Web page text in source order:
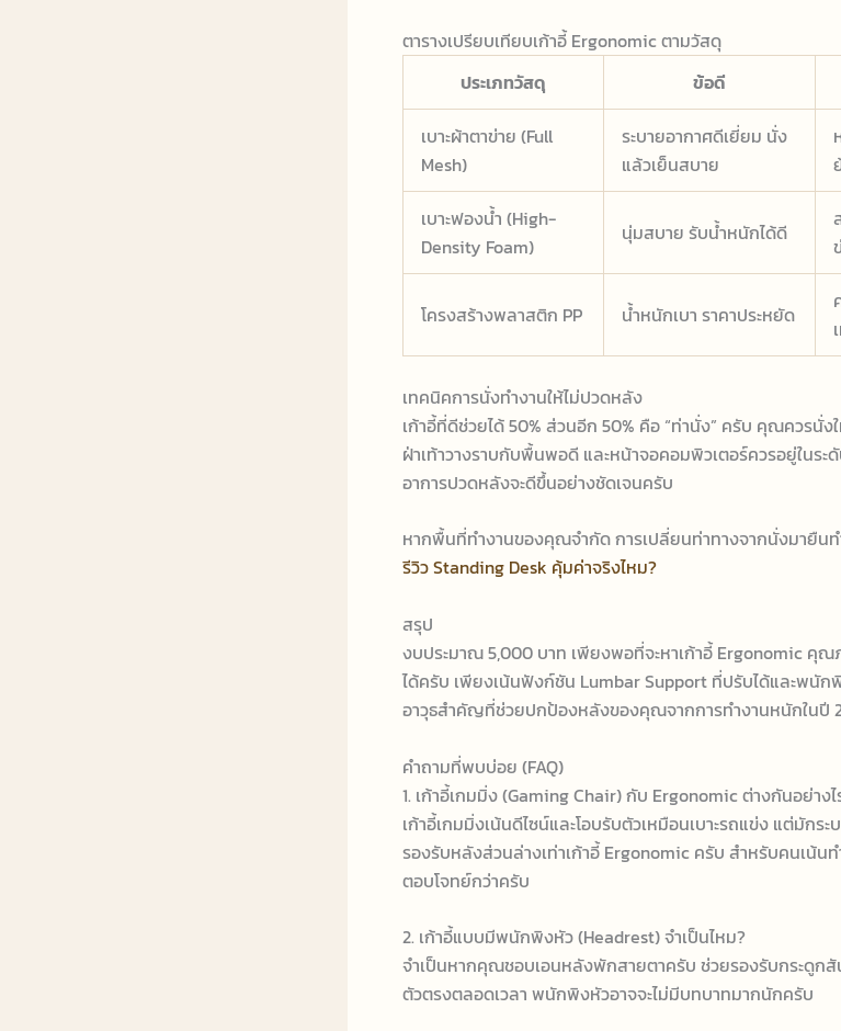
ตารางเปรียบเทียบเก้าอี้ Ergonomic ตามวัสดุ
ประเภทวัสดุ
ข้อดี
เบาะผ้าตาข่าย (Full
Mesh)
ระบายอากาศดีเยี่ยม นั่ง
แล้วเย็นสบาย
เบาะฟองน้ำ (High-
Density Foam)
นุ่มสบาย รับน้ำหนักได้ดี
โครงสร้างพลาสติก PP น้ำหนักเบา ราคาประหยัด
เทคนิคการนั่งทำงานให้ไม่ปวดหลัง
เก้าอี้ที่ดีช่วยได้ 50% ส่วนอีก 50% คือ “ท่านั่ง” ครับ คุณควร
ฝ่าเท้าวางราบกับพื้นพอดี และหน้าจอคอมพิวเตอร์ควรอยู่ในระ
อาการปวดหลังจะดีขึ้นอย่างชัดเจนครับ
หากพื้นที่ทำงานของคุณจำกัด การเปลี่ยนท่าทางจากนั่งมายืน
รีวิว Standing Desk คุ้มค่าจริงไหม?
สรุป
งบประมาณ 5,000 บาท เพียงพอที่จะหาเก้าอี้ Ergonomic คุณ
ได้ครับ เพียงเน้นฟังก์ชัน Lumbar Support ที่ปรับได้และพนัก
อาวุธสำคัญที่ช่วยปกป้องหลังของคุณจากการทำงานหนักในปี
คำถามที่พบบ่อย (FAQ)
1. เก้าอี้เกมมิ่ง (Gaming Chair) กับ Ergonomic ต่างกันอย่างไ
เก้าอี้เกมมิ่งเน้นดีไซน์และโอบรับตัวเหมือนเบาะรถแข่ง แต่มักระ
รองรับหลังส่วนล่างเท่าเก้าอี้ Ergonomic ครับ สำหรับคนเน้น
ตอบโจทย์กว่าครับ
2. เก้าอี้แบบมีพนักพิงหัว (Headrest) จำเป็นไหม?
จำเป็นหากคุณชอบเอนหลังพักสายตาครับ ช่วยรองรับกระดูก
ตัวตรงตลอดเวลา พนักพิงหัวอาจจะไม่มีบทบาทมากนักครับ